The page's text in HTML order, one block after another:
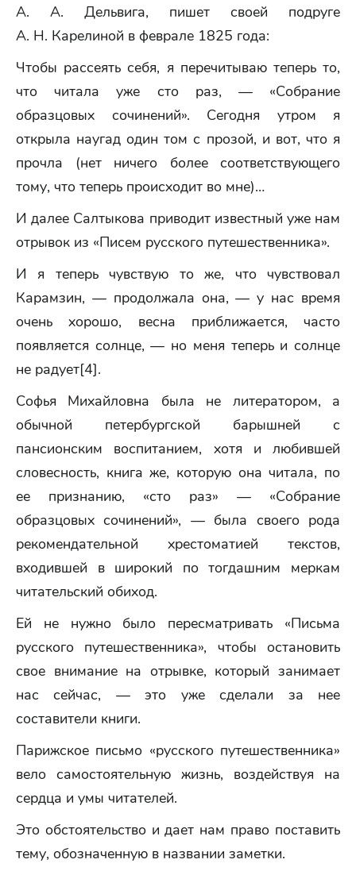
А. А. Дельвига, пишет своей подруге
А. Н. Карелиной в феврале 1825 года:
Чтобы рассеять себя, я перечитываю теперь то,
что читала уже сто раз, — «Собрание
образцовых сочинений». Сегодня утром я
открыла наугад один том с прозой, и вот, что я
прочла (нет ничего более соответствующего
тому, что теперь происходит во мне)…
И далее Салтыкова приводит известный уже нам
отрывок из «Писем русского путешественника».
И я теперь чувствую то же, что чувствовал
Карамзин, — продолжала она, — у нас время
очень хорошо, весна приближается, часто
появляется солнце, — но меня теперь и солнце
не радует[4].
Софья Михайловна была не литератором, а
обычной петербургской барышней с
пансионским воспитанием, хотя и любившей
словесность, книга же, которую она читала, по
ее признанию, «сто раз» — «Собрание
образцовых сочинений», — была своего рода
рекомендательной хрестоматией текстов,
входившей в широкий по тогдашним меркам
читательский обиход.
Ей не нужно было пересматривать «Письма
русского путешественника», чтобы остановить
свое внимание на отрывке, который занимает
нас сейчас, — это уже сделали за нее
составители книги.
Парижское письмо «русского путешественника»
вело самостоятельную жизнь, воздействуя на
сердца и умы читателей.
Это обстоятельство и дает нам право поставить
тему, обозначенную в названии заметки.